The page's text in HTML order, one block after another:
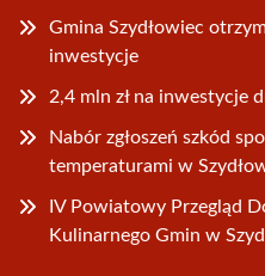
Gmina Szydłowiec
inwestycje
2,4 mln zł na inwestycje
Nabór zgłoszeń szkód
temperaturami w
IV Powiatowy Przegląd
Kulinarnego Gmin w